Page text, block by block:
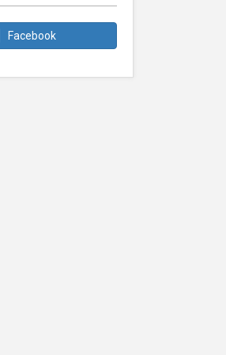
Facebook